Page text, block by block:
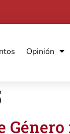
Opinión